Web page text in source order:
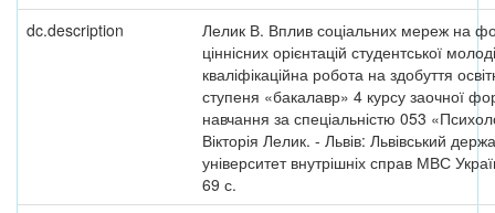
dc.description
Лелик В. Вплив соціальних мереж на
ціннісних орієнтацій студентської
кваліфікаційна робота на здобуття
ступеня «бакалавр» 4 курсу заочної
навчання за спеціальністю 053
Вікторія Лелик. - Львів: Львівський
університет внутрішніх справ МВС
69 с.